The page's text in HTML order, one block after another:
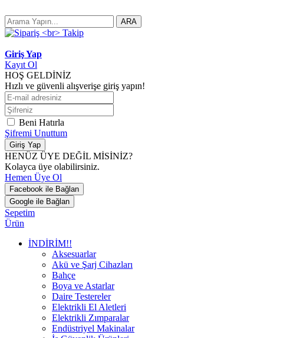
ARA
Giriş Yap
Kayıt Ol
HOŞ GELDİNİZ
Hızlı ve güvenli alışverişe giriş yapın!
Beni Hatırla
Şifremi Unuttum
Giriş Yap
HENÜZ ÜYE DEĞİL MİSİNİZ?
Kolayca üye olabilirsiniz.
Hemen Üye Ol
Facebook ile Bağlan
Google ile Bağlan
Sepetim
Ürün
İNDİRİM!!
Aksesuarlar
Akü ve Şarj Cihazları
Bahçe
Boya ve Astarlar
Daire Testereler
Elektrikli El Aletleri
Elektrikli Zımparalar
Endüstriyel Makinalar